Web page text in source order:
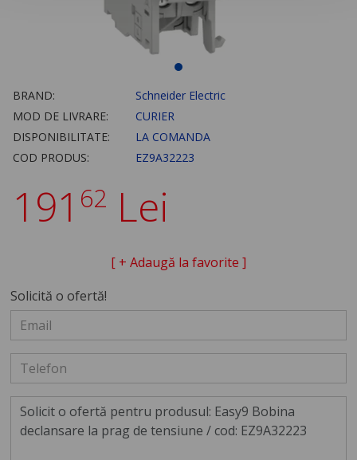
BRAND:
Schneider Electric
MOD DE LIVRARE:
CURIER
DISPONIBILITATE:
LA COMANDA
COD PRODUS:
EZ9A32223
191 62 Lei
[ + Adaugă la favorite ]
Solicită o ofertă!